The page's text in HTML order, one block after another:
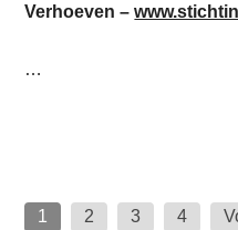
Verhoeven –
…
1 2 3 4